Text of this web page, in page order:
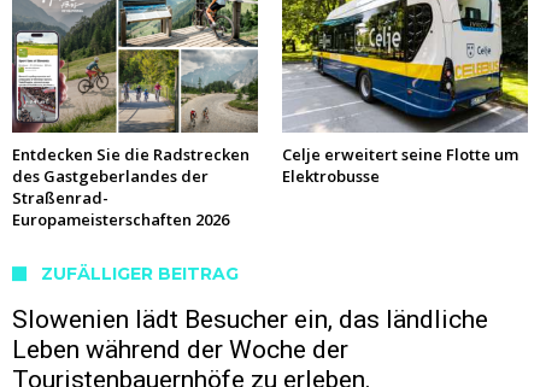
Entdecken Sie die Radstrecken
des Gastgeberlandes der
Straßenrad-
Europameisterschaften 2026
Celje erweitert seine Flotte um
Elektrobusse
ZUFÄLLIGER BEITRAG
Slowenien lädt Besucher ein, das ländliche
Leben während der Woche der
Touristenbauernhöfe zu erleben.